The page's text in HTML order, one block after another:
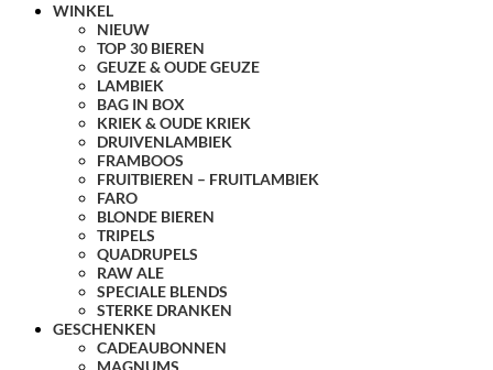
WINKEL
NIEUW
TOP 30 BIEREN
GEUZE & OUDE GEUZE
LAMBIEK
BAG IN BOX
KRIEK & OUDE KRIEK
DRUIVENLAMBIEK
FRAMBOOS
FRUITBIEREN – FRUITLAMBIEK
FARO
BLONDE BIEREN
TRIPELS
QUADRUPELS
RAW ALE
SPECIALE BLENDS
STERKE DRANKEN
GESCHENKEN
CADEAUBONNEN
MAGNUMS